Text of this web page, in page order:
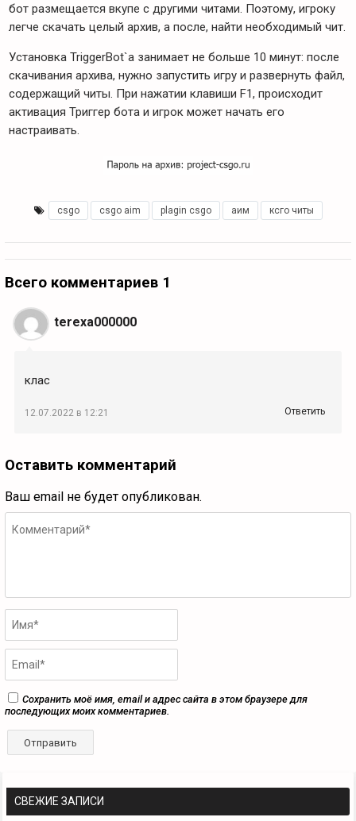
СВЕЖИЕ ЗАПИСИ
бот размещается вкупе с другими читами. Поэтому, игроку
легче скачать целый архив, а после, найти необходимый чит.
Установка TriggerBot`a занимает не больше 10 минут: после
скачивания архива, нужно запустить игру и развернуть файл,
содержащий читы. При нажатии клавиши F1, происходит
активация Триггер бота и игрок может начать его
настраивать.
csgo csgo aim plagin csgo аим ксго читы
Всего комментариев 1
terexa000000
клас
12.07.2022 в 12:21 Ответить
Оставить комментарий
Ваш email не будет опубликован.
Сохранить моё имя, email и адрес сайта в этом браузере для
последующих моих комментариев.